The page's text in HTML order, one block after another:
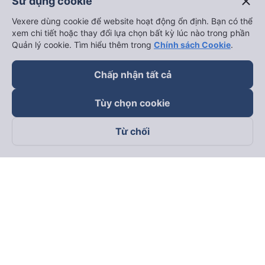
Theo dõi chúng tôi trên
Vexere dùng cookie để website hoạt động ổn định. Bạn có thể
xem chi tiết hoặc thay đổi lựa chọn bất kỳ lúc nào trong phần
Quản lý cookie. Tìm hiểu thêm trong Chính sách Cookie.
Chấp nhận tất cả
Tùy chọn cookie
Từ chối